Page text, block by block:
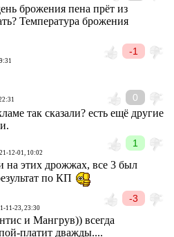
брожения пена прёт из
Температура брожения
-1
0
так сказали? есть ещё другие
1
12-01, 10:02
на этих дрожжах, все 3 был
по КП
-3
11-23, 23:30
и Мангрув)) всегда
платит дважды....